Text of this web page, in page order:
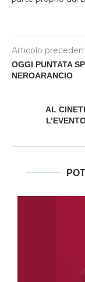
Articolo
OGGI PUNTATA
NEROARANCIO
AL